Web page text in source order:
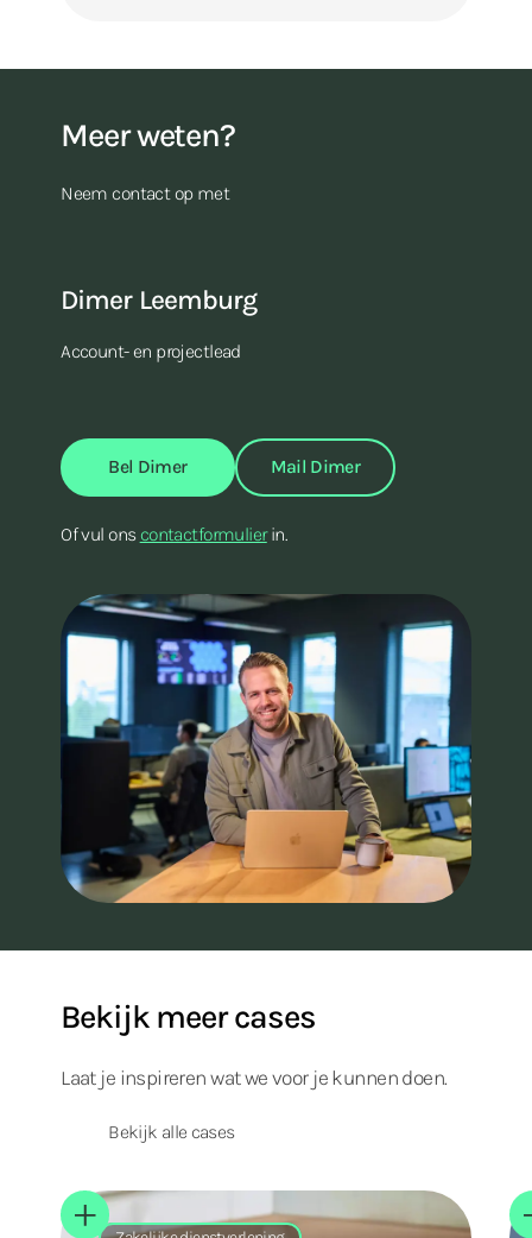
Meer weten?
Neem contact op met
Dimer Leemburg
Account- en projectlead
Bel Dimer Mail Dimer
Of vul ons contactformulierin.
Bekijk meer cases
Laat je inspireren wat we voor je kunnen doen.
Bekijk alle cases